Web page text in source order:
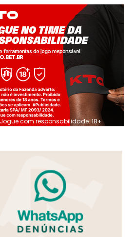
Jogue com responsabilidade. 18+